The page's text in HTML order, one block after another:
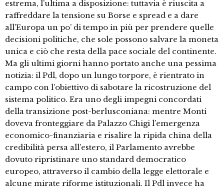
estrema, l’ultima a disposizione: tuttavia è riuscita a
raffreddare la tensione su Borse e spread e a dare
all’Europa un po’ di tempo in più per prendere quelle
decisioni politiche, che sole possono salvare la moneta
unica e ciò che resta della pace sociale del continente.
Ma gli ultimi giorni hanno portato anche una pessima
notizia: il Pdl, dopo un lungo torpore, è rientrato in
campo con l’obiettivo di sabotare la ricostruzione del
sistema politico. Era uno degli impegni concordati
della transizione post-berlusconiana: mentre Monti
doveva fronteggiare da Palazzo Chigi l’emergenza
economico-finanziaria e risalire la ripida china della
credibilità persa all’estero, il Parlamento avrebbe
dovuto ripristinare uno standard democratico
europeo, attraverso il cambio della legge elettorale e
alcune mirate riforme istituzionali. Il Pdl invece ha